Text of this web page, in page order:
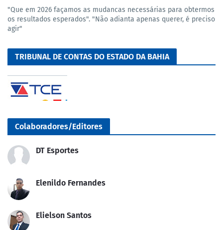
"Que em 2026 façamos as mudancas necessárias para obtermos
os resultados esperados". "Não adianta apenas querer, é preciso
agir"
TRIBUNAL DE CONTAS DO ESTADO DA BAHIA
Colaboradores/Editores
DT Esportes
Elenildo Fernandes
Elielson Santos